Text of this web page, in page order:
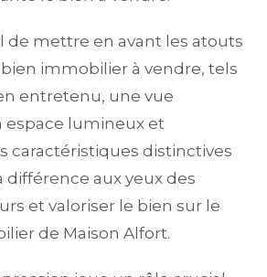
de mettre en avant les atouts
immobilier à vendre, tels
entretenu, une vue
espace lumineux et
caractéristiques distinctives
différence aux yeux des
et valoriser le bien sur le
de Maison Alfort.